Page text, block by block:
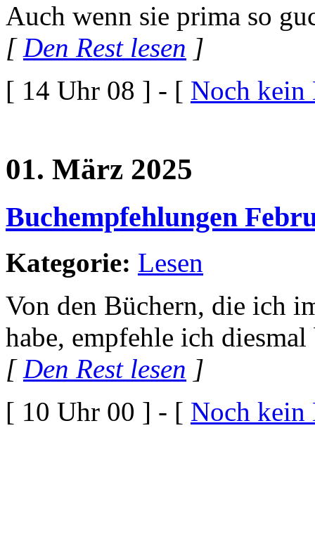
Auch wenn sie prima so
[Den Rest lesen ]
[ 14 Uhr 08 ] - [ Noch kein
01. März 2025
Buchempfehlungen
Kategorie: Lesen
Von den Büchern, die ich
habe, empfehle ich diesmal
[Den Rest lesen ]
[ 10 Uhr 00 ] - [ Noch kein